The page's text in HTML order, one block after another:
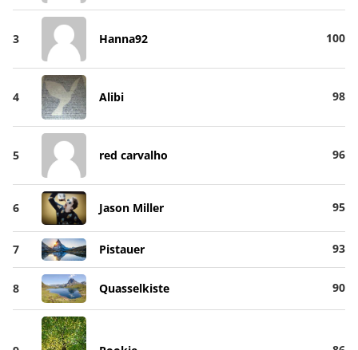
3 Hanna92 100
4 Alibi 98
5 red carvalho 96
6 Jason Miller 95
7 Pistauer 93
8 Quasselkiste 90